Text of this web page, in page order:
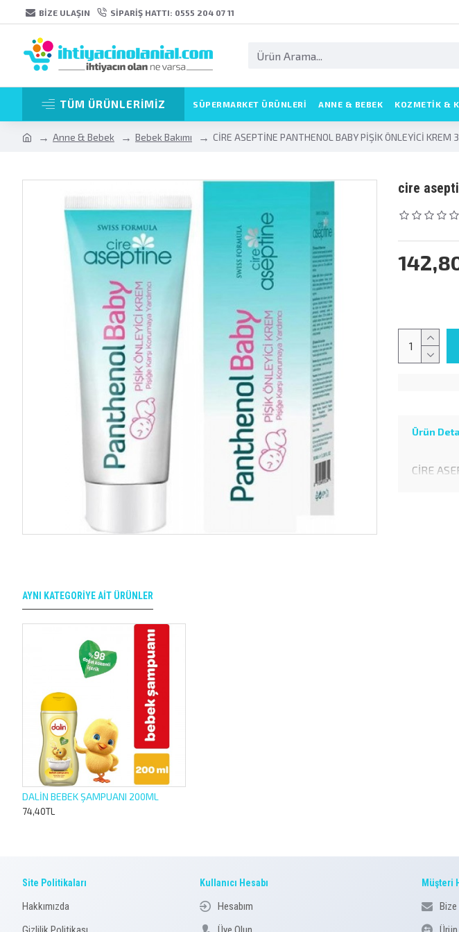
BIZE ULAŞIN SIPARIŞ HATTI: 0555 204 07 11
TÜM ÜRÜNLERİMİZ SÜPERMARKET ÜRÜNLERI ANNE & BEBEK KOZMETIK &
Anne & Bebek Bebek Bakımı CİRE ASEPTİNE PANTHENOL BABY PİŞİK ÖNLEYİCİ KREM
ci̇re
Ürün
CİRE
AYNI KATEGORIYE AIT ÜRÜNLER
DALİN BEBEK ŞAMPUANI 200ML
74,40TL
Site Politikaları
Hakkımızda
Kullanıcı Hesabı
Hesabım
Müşteri
Bize